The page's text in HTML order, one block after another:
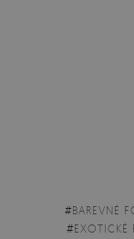
#BAREVNÉ
#EXOTICKÉ